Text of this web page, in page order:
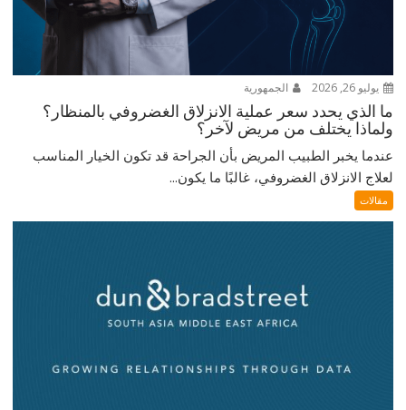
يوليو 26, 2026 الجمهورية
ما الذي يحدد سعر عملية الانزلاق الغضروفي بالمنظار؟
ولماذا يختلف من مريض لآخر؟
عندما يخبر الطبيب المريض بأن الجراحة قد تكون الخيار المناسب
لعلاج الانزلاق الغضروفي، غالبًا ما يكون...
مقالات